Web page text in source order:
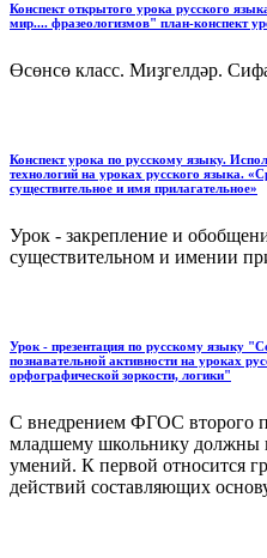
Конспект открытого урока русского
мир.... фразеологизмов" план-конспект
Өсөнсө класс. Миҙгелдәр.
Конспект урока по русскому языку.
технологий на уроках русского языка.
существительное и имя прилагательное»
Урок - закрепление и
существительном и имении
Урок - презентация по русскому языку
познавательной активности на уроках
орфографической зоркости, логики"
С внедрением ФГОС второго
младшему школьнику должны
умений. К первой относится
действий составляющих